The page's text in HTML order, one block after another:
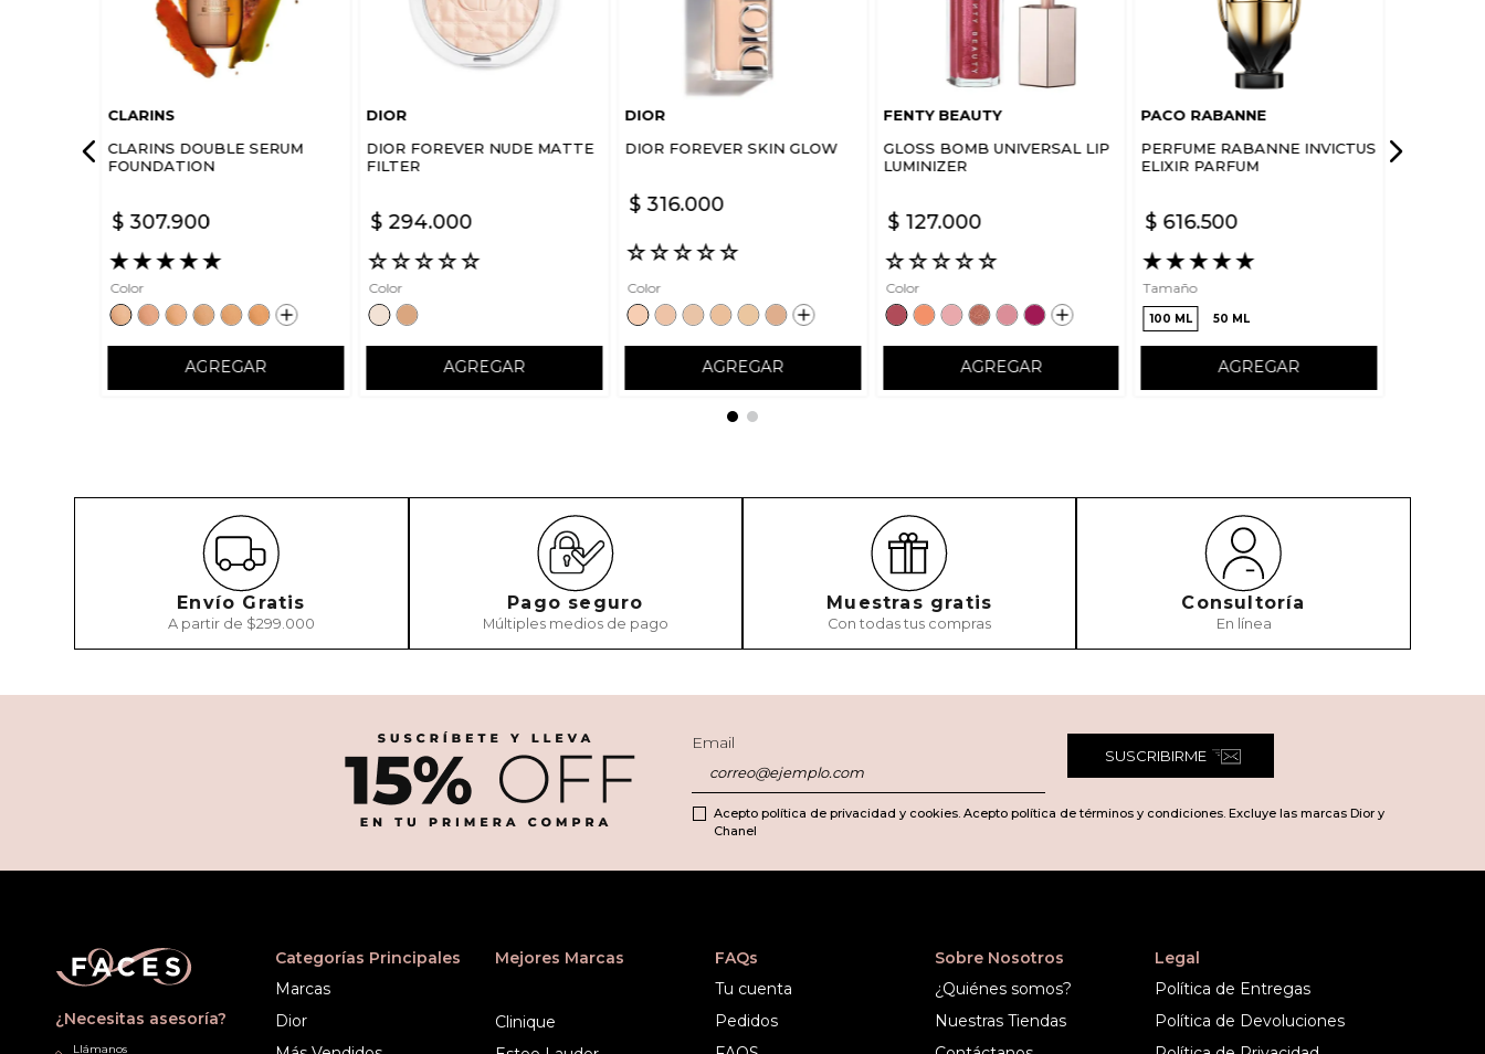
CLARINS
CLARINS DOUBLE SERUM
FOUNDATION
$ 307.900
★★★★★
Color
AGREGAR
DIOR
DIOR FOREVER NUDE MATTE
FILTER
$ 294.000
☆☆☆☆☆
Color
AGREGAR
DIOR
DIOR FOREVER SKIN GLOW
$ 316.000
☆☆☆☆☆
Color
AGREGAR
FENTY BEAUTY
GLOSS BOMB UNIVERSAL LIP
LUMINIZER
$ 127.000
☆☆☆☆☆
Color
AGREGAR
PACO RABANNE
PERFUME RABANNE INVICTUS
ELIXIR PARFUM
$ 616.500
★★★★★
Tamaño
100 ML 50 ML
AGREGAR
Envío Gratis
A partir de $299.000
Pago seguro
Múltiples medios de pago
Muestras gratis
Con todas tus compras
Consultoría
En línea
Email
SUSCRIBIRME
Acepto política de privacidad y cookies. Acepto política de términos y condiciones. Excluye las marcas Dior y
Chanel
¿Necesitas asesoría?
Llámanos
Categorías Principales
Marcas
Dior
Mejores Marcas
Clinique
FAQs
Tu cuenta
Pedidos
Sobre Nosotros
¿Quiénes somos?
Nuestras Tiendas
Legal
Política de Entregas
Política de Devoluciones